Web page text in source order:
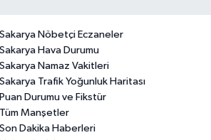
Sakarya Nöbetçi Eczaneler
Sakarya Hava Durumu
Sakarya Namaz Vakitleri
Sakarya Trafik Yoğunluk Haritası
Puan Durumu ve Fikstür
Tüm Manşetler
Son Dakika Haberleri